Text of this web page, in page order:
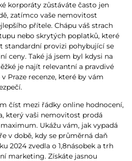
korporáty zůstáváte často jen
zatímco vaše nemovitost
přítele. Chápu váš strach
nebo skrytých poplatků, které
standardní provizi pohybující se
ceny. Také já jsem byl kdysi na
je najít relevantní a pravdivé
Praze recenze, které by vám
číst mezi řádky online hodnocení,
který vaši nemovitost prodá
Ukážu vám, jak vypadá
v době, kdy se průměrná daň
2024 zvedla o 1,8násobek a trh
marketing. Získáte jasnou